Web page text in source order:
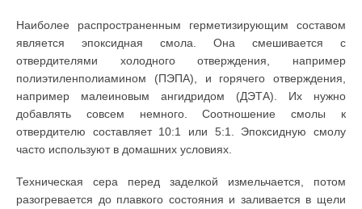
Наиболее распространенным герметизирующим составом
является эпоксидная смола. Она смешивается с
отвердителями холодного отверждения, например
полиэтиленполиамином (ПЭПА), и горячего отверждения,
например малеиновым ангидридом (ДЭТА). Их нужно
добавлять совсем немного. Соотношение смолы к
отвердителю составляет 10:1 или 5:1. Эпоксидную смолу
часто используют в домашних условиях.
Техническая сера перед заделкой измельчается, потом
разогревается до плавкого состояния и заливается в щели